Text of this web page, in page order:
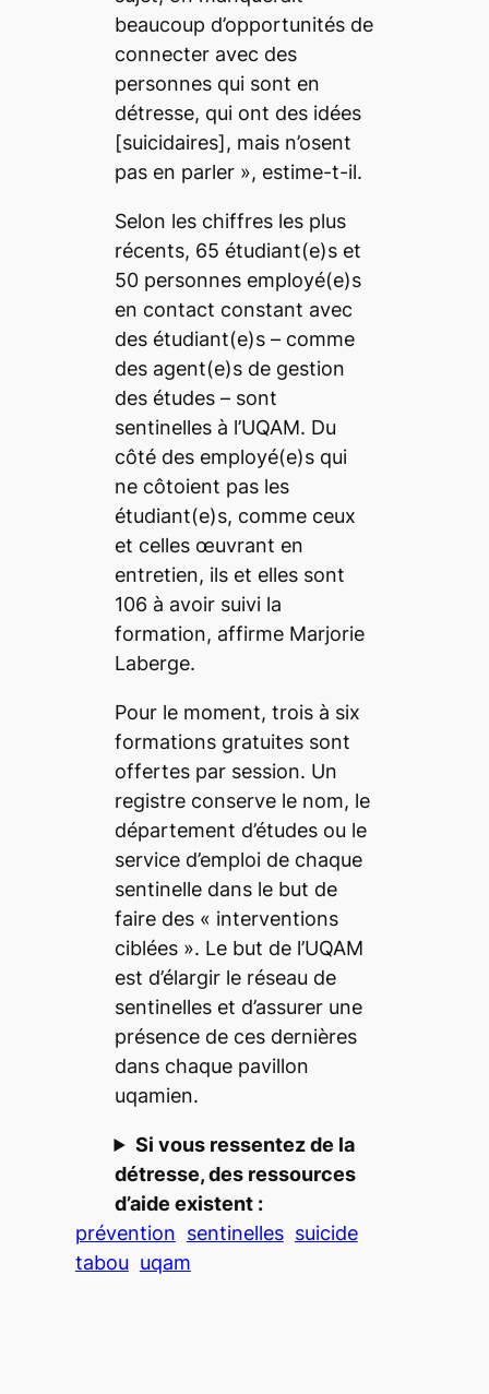
beaucoup d’opportunités de
connecter avec des
personnes qui sont en
détresse, qui ont des idées
[suicidaires], mais n’osent
pas en parler », estime-t-il.
Selon les chiffres les plus
récents, 65 étudiant(e)s et
50 personnes employé(e)s
en contact constant avec
des étudiant(e)s – comme
des agent(e)s de gestion
des études – sont
sentinelles à l’UQAM. Du
côté des employé(e)s qui
ne côtoient pas les
étudiant(e)s, comme ceux
et celles œuvrant en
entretien, ils et elles sont
106 à avoir suivi la
formation, affirme Marjorie
Laberge.
Pour le moment, trois à six
formations gratuites sont
offertes par session. Un
registre conserve le nom, le
département d’études ou le
service d’emploi de chaque
sentinelle dans le but de
faire des « interventions
ciblées ». Le but de l’UQAM
est d’élargir le réseau de
sentinelles et d’assurer une
présence de ces dernières
dans chaque pavillon
uqamien.
Si vous ressentez de la
détresse, des ressources
d’aide existent :
prévention sentinelles suicide
tabou uqam